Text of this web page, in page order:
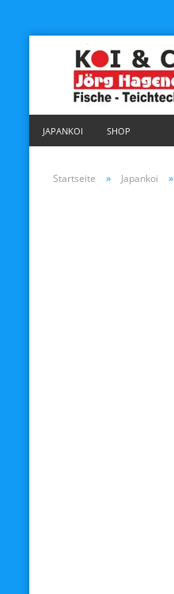
JAPANKOI SHOP
Startseite » Japankoi »